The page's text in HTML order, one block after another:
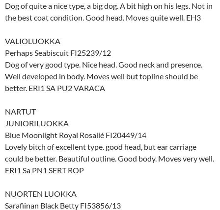
Dog of quite a nice type, a big dog. A bit high on his legs. Not in
the best coat condition. Good head. Moves quite well. EH3
VALIOLUOKKA
Perhaps Seabiscuit FI25239/12
Dog of very good type. Nice head. Good neck and presence.
Well developed in body. Moves well but topline should be
better. ERI1 SA PU2 VARACA
NARTUT
JUNIORILUOKKA
Blue Moonlight Royal Rosalié FI20449/14
Lovely bitch of excellent type. good head, but ear carriage
could be better. Beautiful outline. Good body. Moves very well.
ERI1 Sa PN1 SERT ROP
NUORTEN LUOKKA
Sarafiinan Black Betty FI53856/13